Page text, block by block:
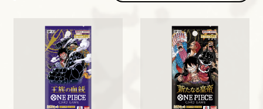
ALL
BOOSTERS
DECKS